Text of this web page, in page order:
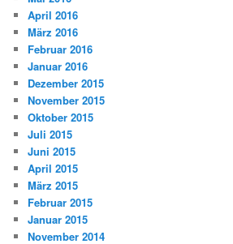
April 2016
März 2016
Februar 2016
Januar 2016
Dezember 2015
November 2015
Oktober 2015
Juli 2015
Juni 2015
April 2015
März 2015
Februar 2015
Januar 2015
November 2014